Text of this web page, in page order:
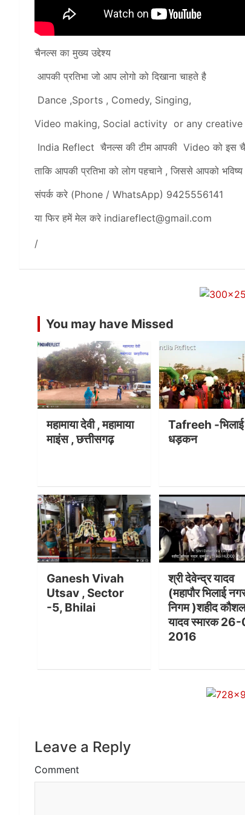
चैनल्स का मुख्य उद्देश्य
आपकी प्रतिभा जो आप लोगो को दिखाना चाहते है
Dance ,Sports , Comedy, Singing,
Video making, Social activity or any
India Reflect चैनल्स की टीम आपकी Video को इस
ताकि आपकी प्रतिभा को लोग पहचाने , जिससे आपको
संपर्क करे (Phone / WhatsApp) 9425556141
या फिर हमें मेल करे indiareflect@gmail.com
You may have Missed
महामाया देवी , महामाया
माइंस , छत्तीसगढ़
Tafreeh -भिलाई
धड़कन
Ganesh Vivah
Utsav , Sector
-5, Bhilai
श्री देवेन्द्र यादव
(महापौर भिलाई
निगम )शहीद कौशल
यादव स्मारक
2016
Leave a Reply
Comment